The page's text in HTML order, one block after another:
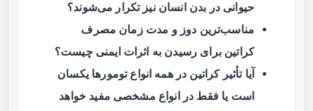
حیوانی در بدن انسان نیز تکرار می‌شوند؟
مناسب‌ترین دوز و مدت‌ زمان مصرف
کراتین برای رسیدن به اثرات ایمنی چیست؟
آیا تأثیر کراتین در همه انواع تومورها یکسان
است یا فقط در انواع مشخصی مفید خواهد